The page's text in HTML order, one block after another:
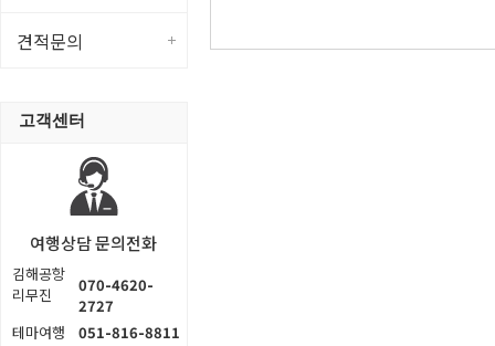
견적문의
고객센터
여행상담 문의전화
김해공항
리무진
070-4620-
2727
테마여행
051-816-8811